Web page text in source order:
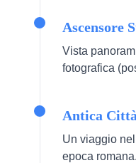
Ascensore
Vista
fotografica
Antica
Un viaggio
epoca romana.